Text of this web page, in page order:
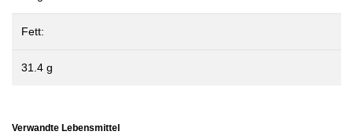
Fett:
31.4 g
Verwandte Lebensmittel